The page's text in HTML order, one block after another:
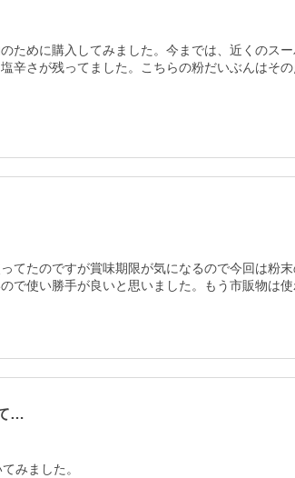
ために購入してみました。今までは、近くのス
辛さが残ってました。こちらの粉だいぶんはそ
てたのですが賞味期限が気になるので今回は粉
で使い勝手が良いと思いました。もう市販物は使
…
みました。